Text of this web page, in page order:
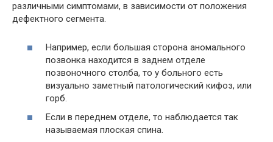
различными симптомами, в зависимости от положения
дефектного сегмента.
Например, если большая сторона аномального
позвонка находится в заднем отделе
позвоночного столба, то у больного есть
визуально заметный патологический кифоз, или
горб.
Если в переднем отделе, то наблюдается так
называемая плоская спина.